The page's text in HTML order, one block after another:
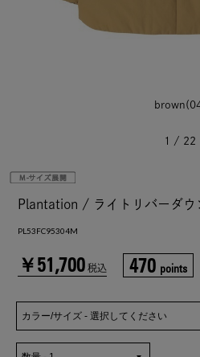
1 / 22
Plantation / ライトリバーダ
PL53FC95304M
￥51,700 税込 470 points